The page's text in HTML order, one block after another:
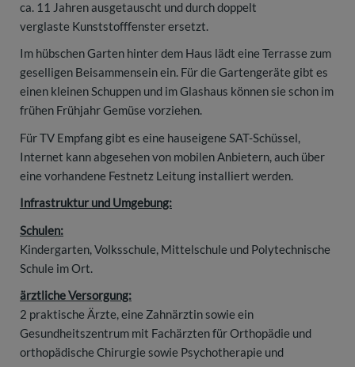
ca. 11 Jahren ausgetauscht und durch doppelt
verglaste Kunststofffenster ersetzt.
Im hübschen Garten hinter dem Haus lädt eine Terrasse zum
geselligen Beisammensein ein. Für die Gartengeräte gibt es
einen kleinen Schuppen und im Glashaus können sie schon im
frühen Frühjahr Gemüse vorziehen.
Für TV Empfang gibt es eine hauseigene SAT-Schüssel,
Internet kann abgesehen von mobilen Anbietern, auch über
eine vorhandene Festnetz Leitung installiert werden.
Infrastruktur und Umgebung:
Schulen:
Kindergarten, Volksschule, Mittelschule und Polytechnische
Schule im Ort.
ärztliche Versorgung:
2 praktische Ärzte, eine Zahnärztin sowie ein
Gesundheitszentrum mit Fachärzten für Orthopädie und
orthopädische Chirurgie sowie Psychotherapie und